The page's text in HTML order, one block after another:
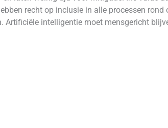
recht op inclusie in alle processen
intelligentie moet mensgericht